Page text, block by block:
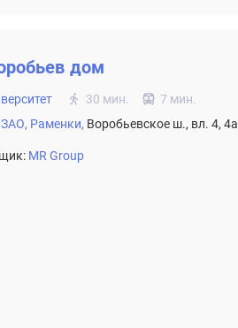
дом
30 мин.
7 мин.
ЗАО, Раменки, Воробьевское ш., вл. 4, 4а
MR Group